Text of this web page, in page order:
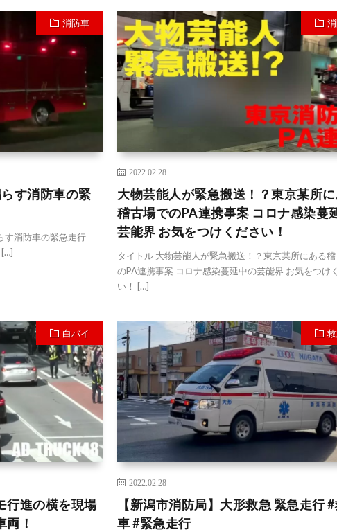
消防車
す消防車の緊
す消防車の緊急走行
2022.02.28
大物芸能人が緊急搬送！？東京某所
稽古場でのPA連携事案 コロナ感染蔓
芸能界 お気をつけください！
タイトル 大物芸能人が緊急搬送！？東京某所にある
のPA連携事案 コロナ感染蔓延中の芸能界 お気をつけ
い！ […]
白バイ
行進の横を現場
！
2022.02.28
【新潟市消防局】大形救急 緊急走行
車 #緊急走行